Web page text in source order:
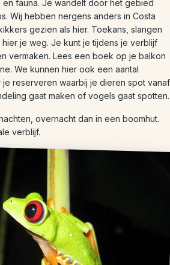
fauna. Je wandelt door het gebied
Wij hebben nergens anders in Costa
gezien als hier. Toekans, slangen
je weg. Je kunt je tijdens je verblijf
vermaken. Lees een boek op je balkon
We kunnen hier ook een aantal
reserveren waarbij je dieren spot vanaf
gaat maken of vogels gaat spotten.
overnacht dan in een boomhut.
verblijf.